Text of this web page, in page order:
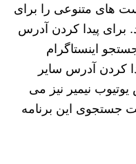
های متنوعی را برای
برای پیدا کردن آدرس
اینستاگرام
کردن آدرس سایر
نیمیر نیز می
جستجوی این برنامه